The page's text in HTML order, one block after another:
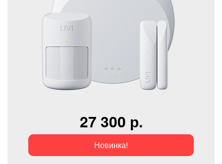
27 300 р.
Новинка!